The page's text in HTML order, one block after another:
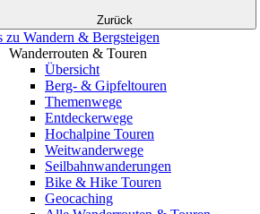
Zurück
zu Wandern & Bergsteigen
Wanderrouten & Touren
Übersicht
Berg- & Gipfeltouren
Themenwege
Entdeckerwege
Hochalpine Touren
Weitwanderwege
Seilbahnwanderungen
Bike & Hike Touren
Geocaching